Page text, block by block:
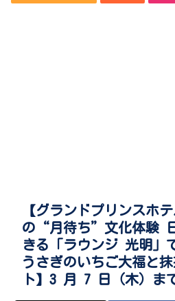
【グランドプリンスホ
の“月待ち”文化体験
きる「ラウンジ 光明」
うさぎのいちご大福と
ト】3 月 7 日（木）ま